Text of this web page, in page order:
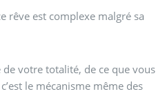
rêve est complexe malgré sa
votre totalité, de ce que vous
le mécanisme même des